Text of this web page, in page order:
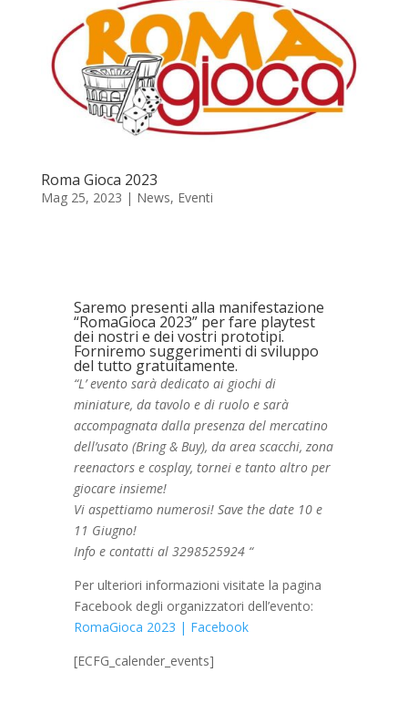
Roma Gioca 2023
Mag 25, 2023 | News, Eventi
Saremo presenti alla manifestazione
“RomaGioca 2023” per fare playtest
dei nostri e dei vostri prototipi.
Forniremo suggerimenti di sviluppo
del tutto gratuitamente.
“L’ evento sarà dedicato ai giochi di
miniature, da tavolo e di ruolo e sarà
accompagnata dalla presenza del mercatino
dell’usato (Bring & Buy), da area scacchi, zona
reenactors e cosplay, tornei e tanto altro per
giocare insieme!
Vi aspettiamo numerosi! Save the date 10 e
11 Giugno!
Info e contatti al 3298525924 “
Per ulteriori informazioni visitate la pagina
Facebook degli organizzatori dell’evento:
RomaGioca 2023 | Facebook
[ECFG_calender_events]